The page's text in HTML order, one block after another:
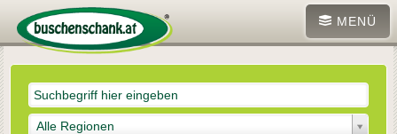
MENÜ
Alle Regionen